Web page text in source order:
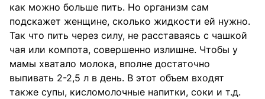
как можно больше пить. Но организм сам
подскажет женщине, сколько жидкости ей нужно.
Так что пить через силу, не расставаясь с чашкой
чая или компота, совершенно излишне. Чтобы у
мамы хватало молока, вполне достаточно
выпивать 2-2,5 л в день. В этот объем входят
также супы, кисломолочные напитки, соки и т.д.